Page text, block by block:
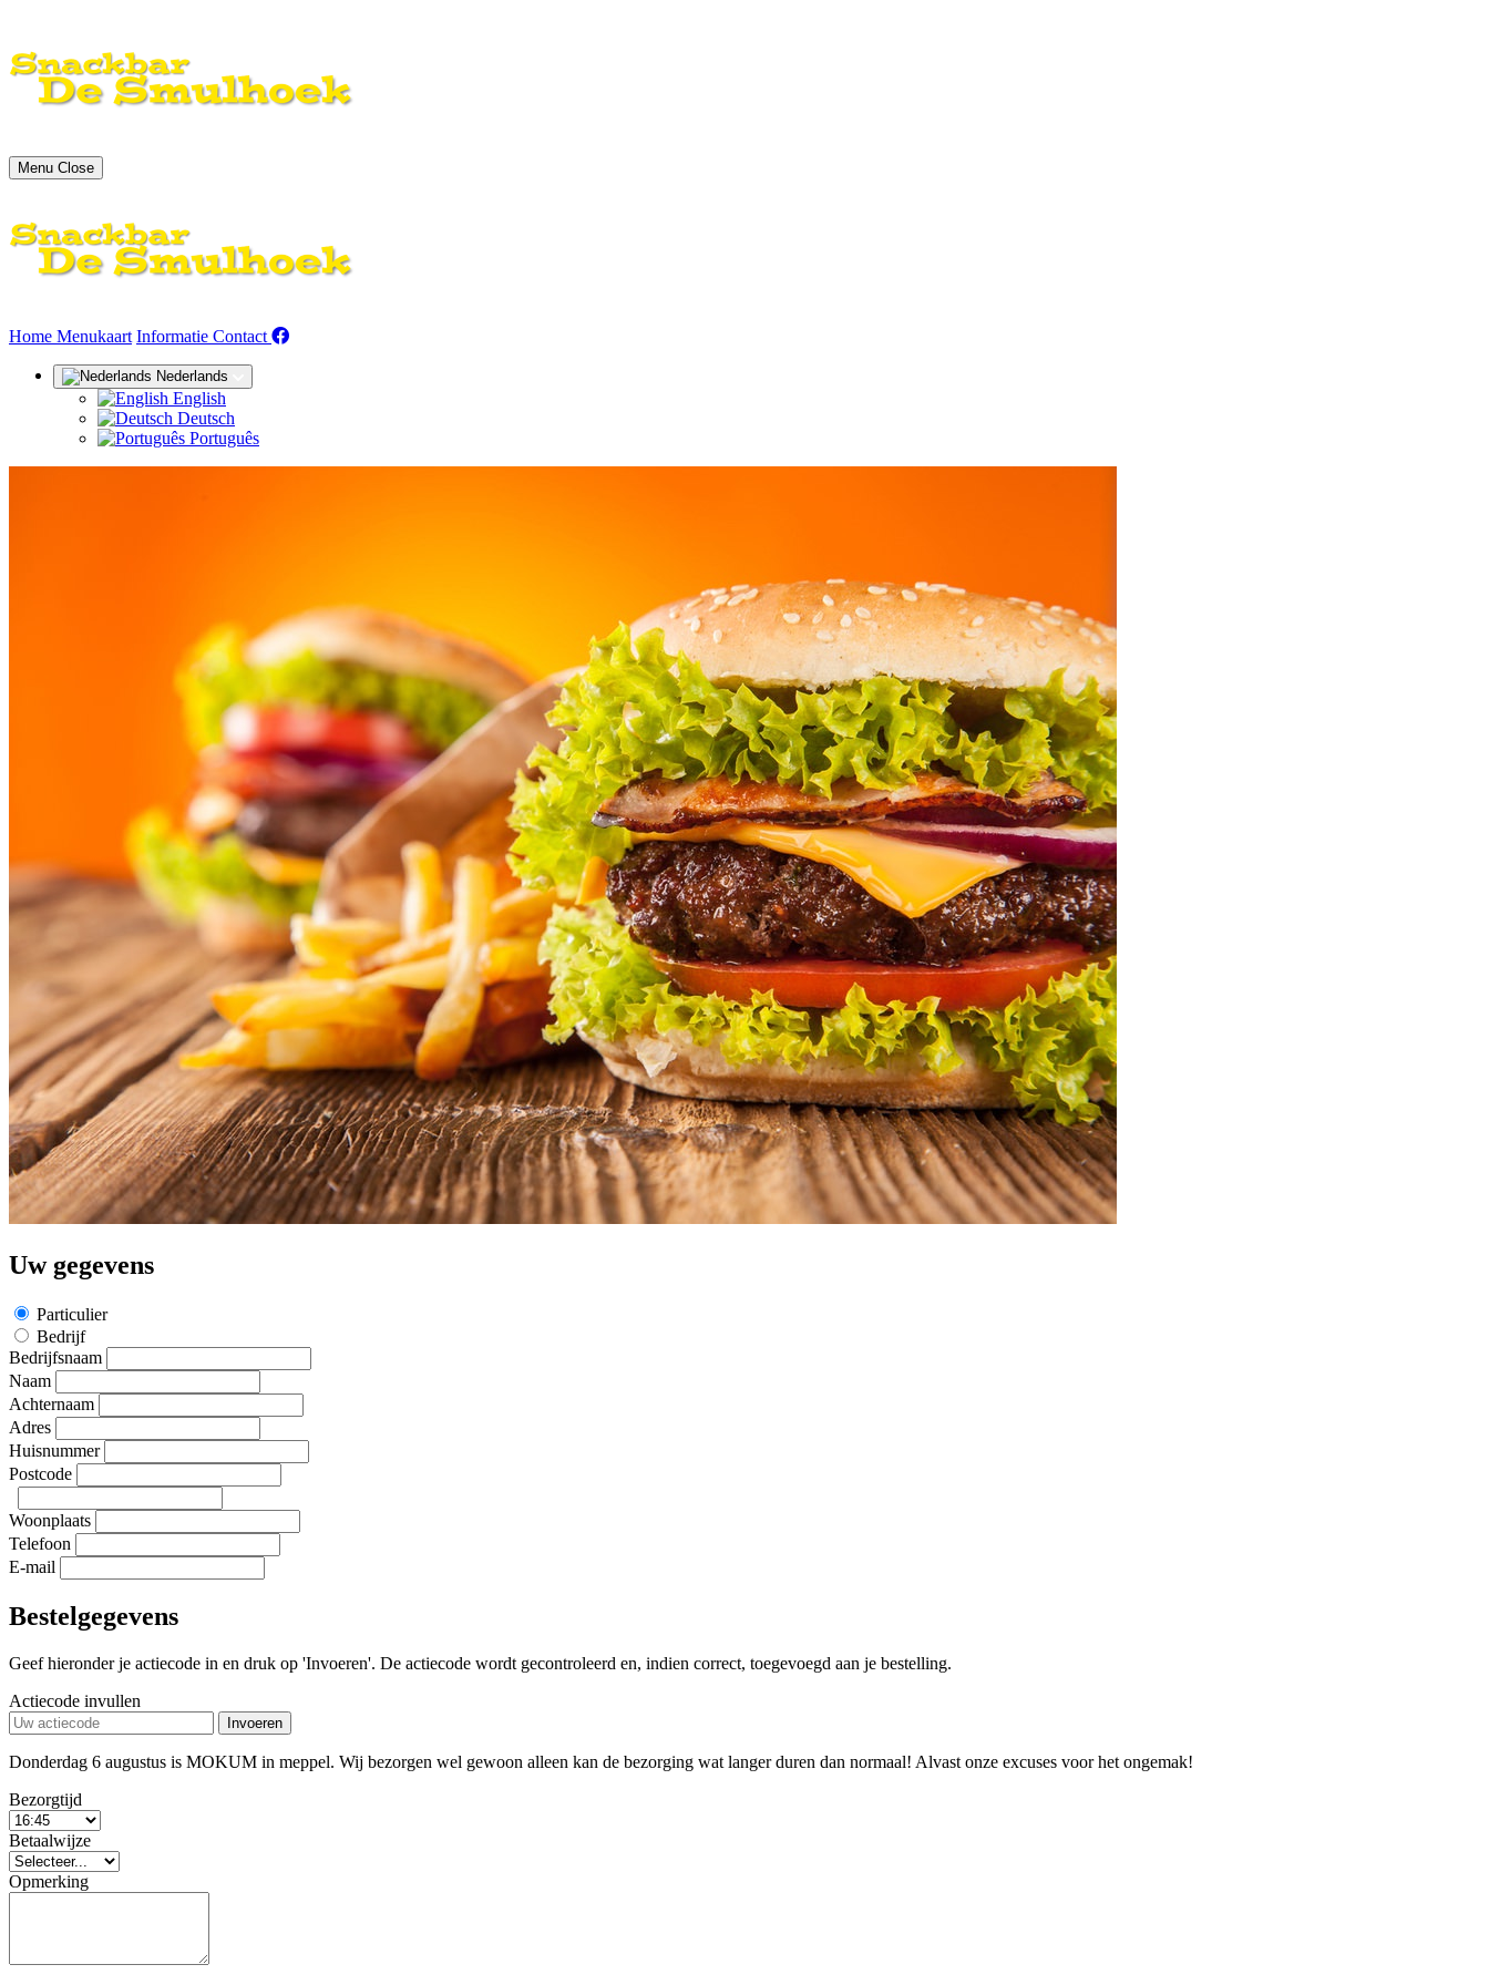
Menu Close
Home (huidige)
Menukaart Informatie Contact
Nederlands
English
Deutsch
Português
Uw gegevens
Particulier
Bedrijf
Bedrijfsnaam
Naam
Achternaam
Adres
Huisnummer
Postcode
Woonplaats
Telefoon
E-mail
Bestelgegevens
Geef hieronder je actiecode in en druk op 'Invoeren'. De actiecode wordt gecontroleerd en, indien correct, toegevoegd aan je bestelling.
Actiecode invullen
Invoeren
Donderdag 6 augustus is MOKUM in meppel. Wij bezorgen wel gewoon alleen kan de bezorging wat langer duren dan normaal! Alvast onze excuses voor het ongemak!
Bezorgtijd
Betaalwijze
Opmerking